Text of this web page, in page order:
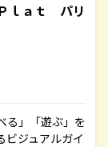
ｌａｔ パリ
る」「遊ぶ」を
ビジュアルガイ